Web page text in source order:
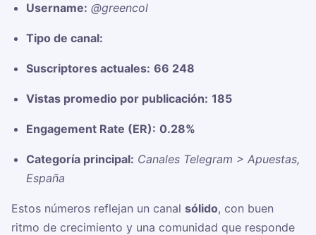
Username: @greencol
Tipo de canal:
Suscriptores actuales: 66 248
Vistas promedio por publicación: 185
Engagement Rate (ER): 0.28%
Categoría principal: Canales Telegram > Apuestas,
España
Estos números reflejan un canal sólido, con buen
ritmo de crecimiento y una comunidad que responde